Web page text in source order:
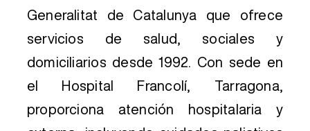
Generalitat de Catalunya que ofrece
servicios de salud, sociales y
domiciliarios desde 1992. Con sede en
el Hospital Francolí, Tarragona,
proporciona atención hospitalaria y